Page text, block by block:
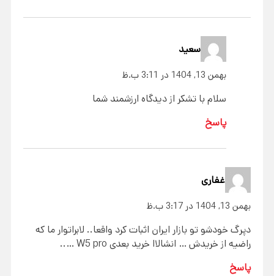
سعید
بهمن 13, 1404 در 3:11 ب.ظ
سلام با تشکر از دیدگاه ارزشمند شما
پاسخ
غفاری
بهمن 13, 1404 در 3:17 ب.ظ
دپرگ خودشو تو بازار ایران اثبات کرد واقعا.. لابراتوار ما که
راضیه از خریدش … انشالاا خرید بعدی W5 pro …..
پاسخ